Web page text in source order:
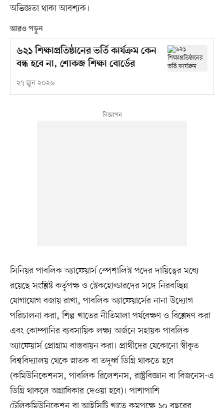
অভিজ্ঞতা থাকা আবশ্যক।
আরও পড়ুন
৬২১ শিক্ষাপ্রতিষ্ঠানের ভর্তি কার্যক্রম কেন
বন্ধ হবে না, শোকজ শিক্ষা বোর্ডের
২৭ জুন ২০২৬
সিনিয়র পাবলিক অ্যাফেয়ার্স স্পেশালিস্ট পদের দায়িত্বের মধ্যে
রয়েছে সংশ্লিষ্ট কর্তৃপক্ষ ও স্টেকহোল্ডারদের সঙ্গে নিরবচ্ছিন্ন
যোগাযোগ বজায় রাখা, পাবলিক অ্যাফেয়ার্সের নানা উদ্যোগ
পরিচালনা করা, শিল্প খাতের নীতিমালা পর্যবেক্ষণ ও বিশ্লেষণ করা
এবং কোম্পানির ব্যবসায়িক লক্ষ্য অর্জনে সহায়ক পাবলিক
অ্যাফেয়ার্স প্রোগ্রাম বাস্তবায়ন করা। প্রার্থীদের যেকোনো স্বীকৃত
বিশ্ববিদ্যালয় থেকে স্নাতক বা তদূর্ধ্ব ডিগ্রি থাকতে হবে
(কমিউনিকেশনস, পাবলিক রিলেশনস, রাষ্ট্রবিজ্ঞান বা বিজনেস-এ
ডিগ্রি থাকলে অগ্রাধিকার দেওয়া হবে)। পাশাপাশি